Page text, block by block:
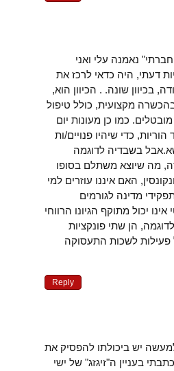
נאמנה עלי ואני
דעתי, היה כדאי לרכז את
בכיוון שונה. . הכיוון הוא,
מקצועית, כולל טיפול
כמו כן מעונות יום
כדי שיהיו פנויים/ות
בשבדיה לדוגמה
מה שיוצא משתלם בסופו
האם איננו עוזרים למי
מדינה לגורמים
יכול מתוקף הגיונו הרווחי
הן שתי פונקציות
פעילות לשכות התעסוקה
Reply
יש ביכולתו להפסיק את
בעניין ה"זיגזג" של ישי